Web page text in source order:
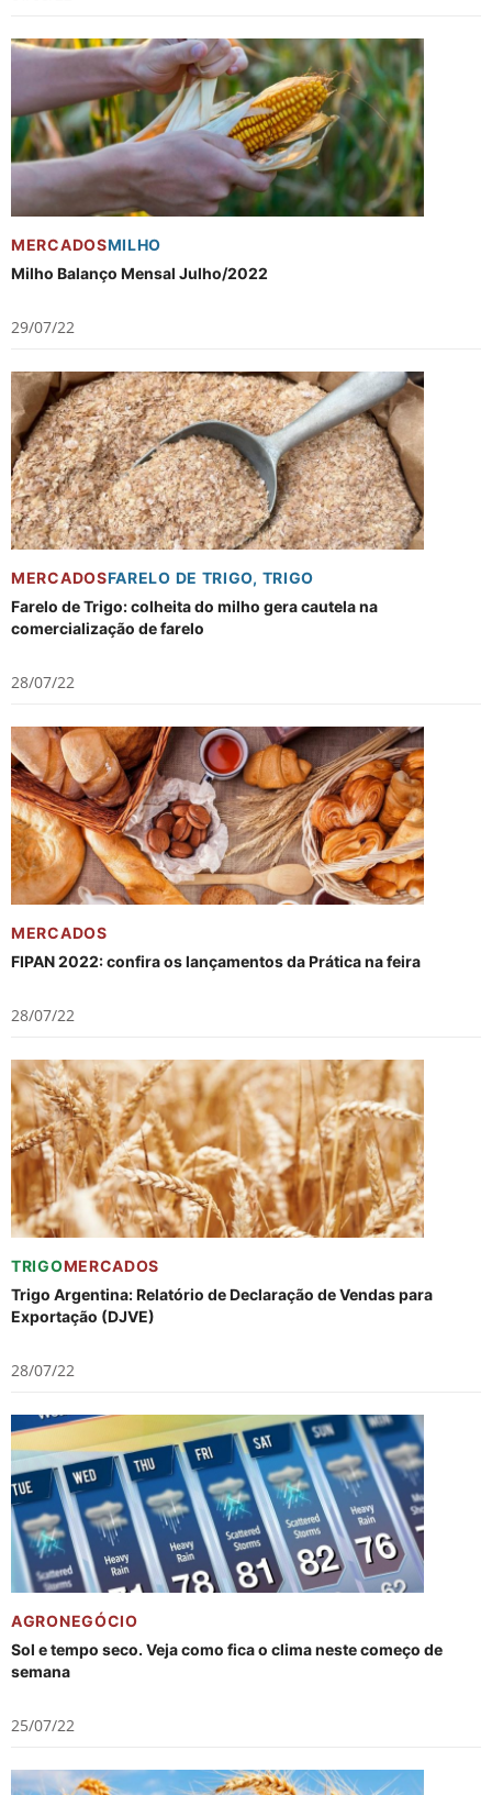
MERCADOSMILHO
Milho Balanço Mensal Julho/2022
29/07/22
MERCADOSFARELO DE TRIGO, TRIGO
Farelo de Trigo: colheita do milho gera cautela na
comercialização de farelo
28/07/22
MERCADOS
FIPAN 2022: confira os lançamentos da Prática na feira
28/07/22
TRIGOMERCADOS
Trigo Argentina: Relatório de Declaração de Vendas para
Exportação (DJVE)
28/07/22
AGRONEGÓCIO
Sol e tempo seco. Veja como fica o clima neste começo de
semana
25/07/22